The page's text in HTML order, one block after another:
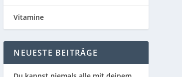
Vitamine
NEUESTE BEITRÄGE